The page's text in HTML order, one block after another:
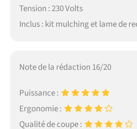
Tension : 230 Volts
Inclus : kit mulching et lame de
Note de la rédaction 16/20
Puissance :
Ergonomie :
Qualité de coupe :